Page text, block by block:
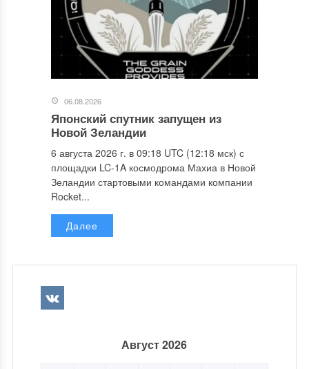
06.08.2026
Японский спутник запущен из
Новой Зеландии
6 августа 2026 г. в 09:18 UTC (12:18 мск) с
площадки LC-1A космодрома Махиа в Новой
Зеландии стартовыми командами компании
Rocket...
Далее
Август 2026